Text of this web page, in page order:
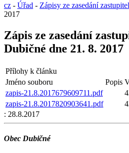
cz - Úřad - Zápisy ze zasedání
2017
Zápis ze zasedání
Dubičné dne 21. 8. 2017
Přílohy k článku
Jméno souboru
Popis
zapis-21.8.2017679609711.pdf
zapis-21.8.2017820903641.pdf
: 28.8.2017
Obec Dubičné